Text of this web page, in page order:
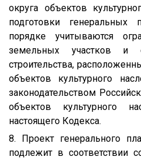
округа объектов
подготовки генеральных
порядке учитываются
земельных участков и
строительства,
объектов культурного
законодательством
объектов культурного
настоящего Кодекса.
8. Проект генерального
подлежит в соответствии